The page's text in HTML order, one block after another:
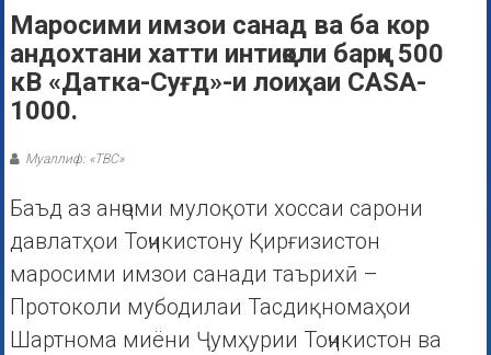
Маросими имзои санад ва ба кор
андохтани хатти интиқоли барқи 500
кВ «Датка-Суғд»-и лоиҳаи CASA-
1000.
Муаллиф: «ТВС»
Баъд аз анҷоми мулоқоти хоссаи сарони
давлатҳои Тоҷикистону Қирғизистон
маросими имзои санади таърихӣ –
Протоколи мубодилаи Тасдиқномаҳои
Шартнома миёни Ҷумҳурии Тоҷикистон ва